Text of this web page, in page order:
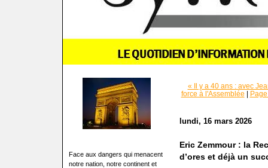
Face aux dangers qui menacent
notre nation, notre continent et
« Il y a 40 ans : avec
force à l'Assemblée |
lundi, 16 mars 2026
Eric Zemmour : la
d’ores et déjà un